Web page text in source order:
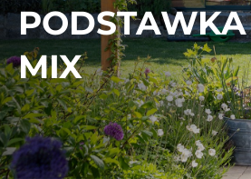
PODSTAWKA
MIX